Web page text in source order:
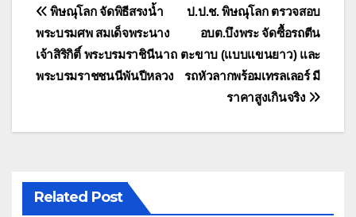
แนะแนว
เรื่อง
ป.ป.ช. พิษณุโลก ตรวจสอบ
อบต.บึงพระ จัดซื้อรถตีน
ตะขาบ (แบบแขนยาว) และ
รถหัวลากพร้อมเทรลเลอร์ มี
ราคาสูงเกินจริง
พิษณุโลก จัดพิธีสรงน้ำ
พระบรมศพ สมเด็จพระนาง
เจ้าสิริกิติ์ พระบรมราชินีนาถ
พระบรมราชชนนีพันปีหลวง
Related Post